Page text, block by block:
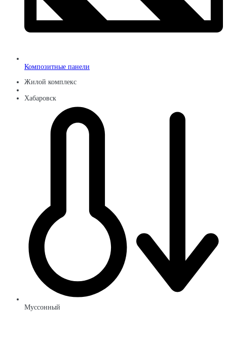
Композитные панели
Жилой комплекс
Хабаровск
Муссонный